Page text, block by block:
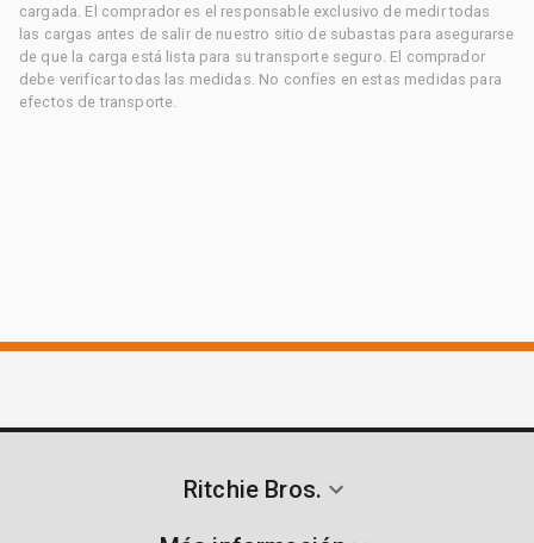
cargada. El comprador es el responsable exclusivo de medir todas
las cargas antes de salir de nuestro sitio de subastas para asegurarse
de que la carga está lista para su transporte seguro. El comprador
debe verificar todas las medidas. No confíes en estas medidas para
efectos de transporte.
Ritchie Bros.